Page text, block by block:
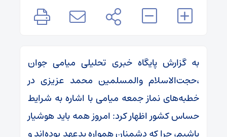
به گزارش پایگاه خبری تحلیلی میامی جوان
،حجت‌الاسلام والمسلمین محمد عزیزی در
خطبه‌های نماز جمعه میامی با اشاره به شرایط
حساس کشور اظهار کرد: امروز همه باید هوشیار
باشیم، چرا که دشمنان همواره بدعهد بوده‌اند و